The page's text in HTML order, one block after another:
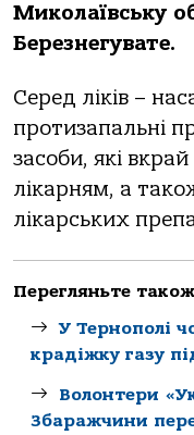
Миколаївську
Березнегувате.
Серед ліків –
протизапальні
засоби, які
лікарням, а
лікарських
Перегляньте
У Тернополі
крадіжку газу
Волонтери
Збаражчини